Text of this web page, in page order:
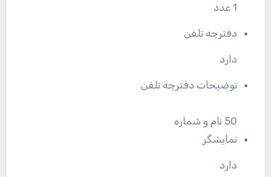
1 عدد
دفترچه تلفن
دارد
توضیحات دفترچه تلفن
50 نام و شماره
نمایشگر
دارد